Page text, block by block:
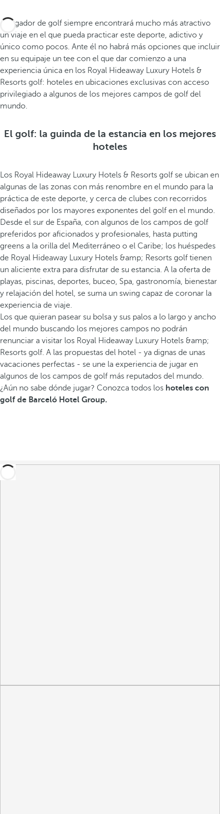
El jugador de golf siempre encontrará mucho más atractivo
un viaje en el que pueda practicar este deporte, adictivo y
único como pocos. Ante él no habrá más opciones que incluir
en su equipaje un tee con el que dar comienzo a una
experiencia única en los Royal Hideaway Luxury Hotels &
Resorts golf: hoteles en ubicaciones exclusivas con acceso
privilegiado a algunos de los mejores campos de golf del
mundo.
El golf: la guinda de la estancia en los mejores
hoteles
Los Royal Hideaway Luxury Hotels & Resorts golf se ubican en
algunas de las zonas con más renombre en el mundo para la
práctica de este deporte, y cerca de clubes con recorridos
diseñados por los mayores exponentes del golf en el mundo.
Desde el sur de España, con algunos de los campos de golf
preferidos por aficionados y profesionales, hasta putting
greens a la orilla del Mediterráneo o el Caribe; los huéspedes
de Royal Hideaway Luxury Hotels &amp; Resorts golf tienen
un aliciente extra para disfrutar de su estancia. A la oferta de
playas, piscinas, deportes, buceo, Spa, gastronomía, bienestar
y relajación del hotel, se suma un swing capaz de coronar la
experiencia de viaje.
Los que quieran pasear su bolsa y sus palos a lo largo y ancho
del mundo buscando los mejores campos no podrán
renunciar a visitar los Royal Hideaway Luxury Hotels &amp;
Resorts golf. A las propuestas del hotel - ya dignas de unas
vacaciones perfectas - se une la experiencia de jugar en
algunos de los campos de golf más reputados del mundo.
¿Aún no sabe dónde jugar? Conozca todos los hoteles con
golf de Barceló Hotel Group.